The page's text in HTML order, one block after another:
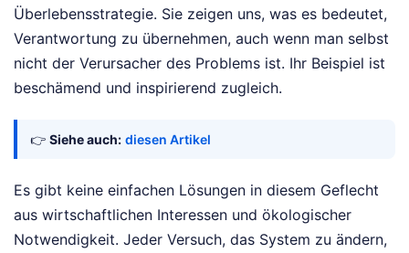
Überlebensstrategie. Sie zeigen uns, was es bedeutet,
Verantwortung zu übernehmen, auch wenn man selbst
nicht der Verursacher des Problems ist. Ihr Beispiel ist
beschämend und inspirierend zugleich.
👉 Siehe auch: diesen Artikel
Es gibt keine einfachen Lösungen in diesem Geflecht
aus wirtschaftlichen Interessen und ökologischer
Notwendigkeit. Jeder Versuch, das System zu ändern,